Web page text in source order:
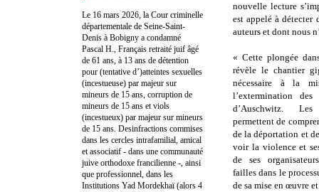
nouvelle lecture
est appelé à détecter
auteurs et dont nous
« Cette plongée
révèle le chantier
nécessaire à la
l’extermination
d’Auschwitz.
permettent de
de la déportation et
voir la violence et
de ses
failles dans le
de sa mise en œuvre
Le 16 mars 2026, la Cour criminelle
départementale de Seine-Saint-
Denis à Bobigny a condamné
Pascal H., Français retraité juif âgé
de 61 ans, à 13 ans de détention
pour (tentative d’)atteintes sexuelles
(incestueuse) par majeur sur
mineurs de 15 ans, corruption de
mineurs de 15 ans et viols
(incestueux) par majeur sur mineurs
de 15 ans. Desinfractions commises
dans les cercles intrafamilial, amical
et associatif - dans une communauté
juive orthodoxe francilienne -, ainsi
que professionnel, dans les
Institutions Yad Mordekhaï (alors 4